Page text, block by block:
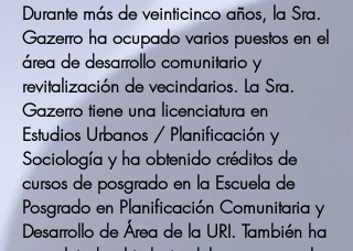
Durante más de veinticinco años, la Sra.
Gazerro ha ocupado varios puestos en el
área de desarrollo comunitario y
revitalización de vecindarios. La Sra.
Gazerro tiene una licenciatura en
Estudios Urbanos / Planificación y
Sociología y ha obtenido créditos de
cursos de posgrado en la Escuela de
Posgrado en Planificación Comunitaria y
Desarrollo de Área de la URI. También ha